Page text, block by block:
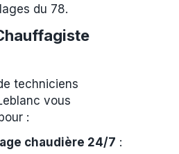
du 78.
techniciens
vous
:
chaudière 24/7 :